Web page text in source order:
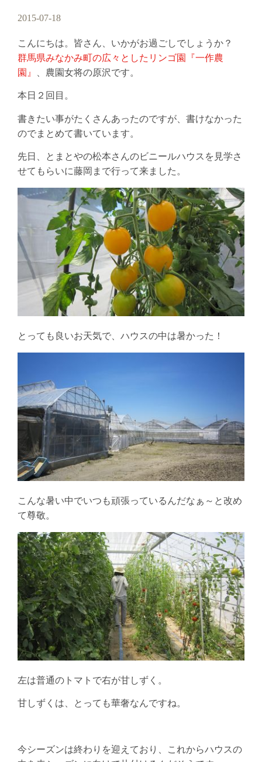
2015-07-18
こんにちは。皆さん、いかがお過ごしでしょうか？
群馬県みなかみ町の広々としたリンゴ園『一作農
園』
、農園女将の原沢です。
本日２回目。
書きたい事がたくさんあったのですが、書けなかった
のでまとめて書いています。
先日、とまとやの松本さんのビニールハウスを見学さ
せてもらいに藤岡まで行って来ました。
とっても良いお天気で、ハウスの中は暑かった！
こんな暑い中でいつも頑張っているんだなぁ～と改め
て尊敬。
左は普通のトマトで右が甘しずく。
甘しずくは、とっても華奢なんですね。
今シーズンは終わりを迎えており、これからハウスの